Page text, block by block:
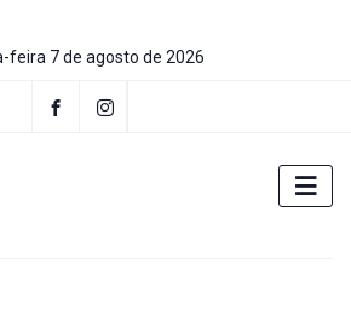
feira 7 de agosto de 2026